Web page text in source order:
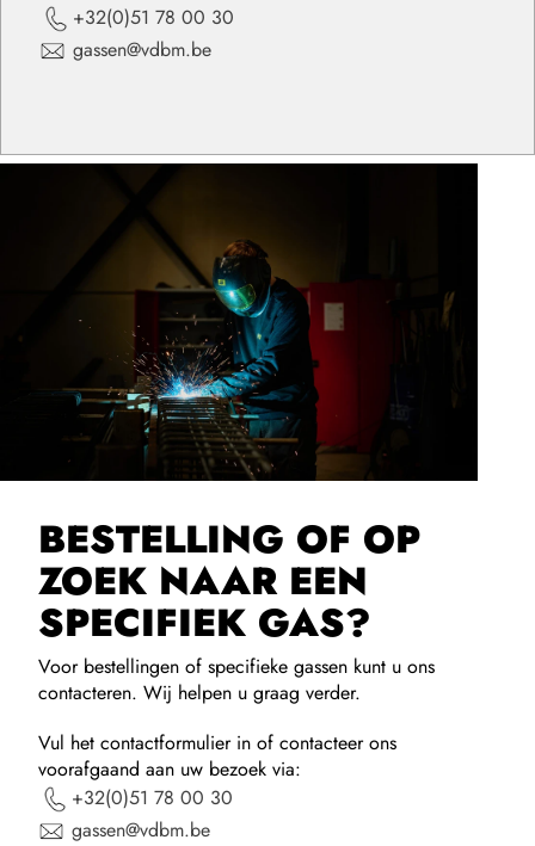
+32(0)51 78 00 30
gassen@vdbm.be
BESTELLING OF OP
ZOEK NAAR EEN
SPECIFIEK GAS?
Voor bestellingen of specifieke gassen kunt u ons
contacteren. Wij helpen u graag verder.
Vul het contactformulier in of contacteer ons
voorafgaand aan uw bezoek via:
+32(0)51 78 00 30
gassen@vdbm.be